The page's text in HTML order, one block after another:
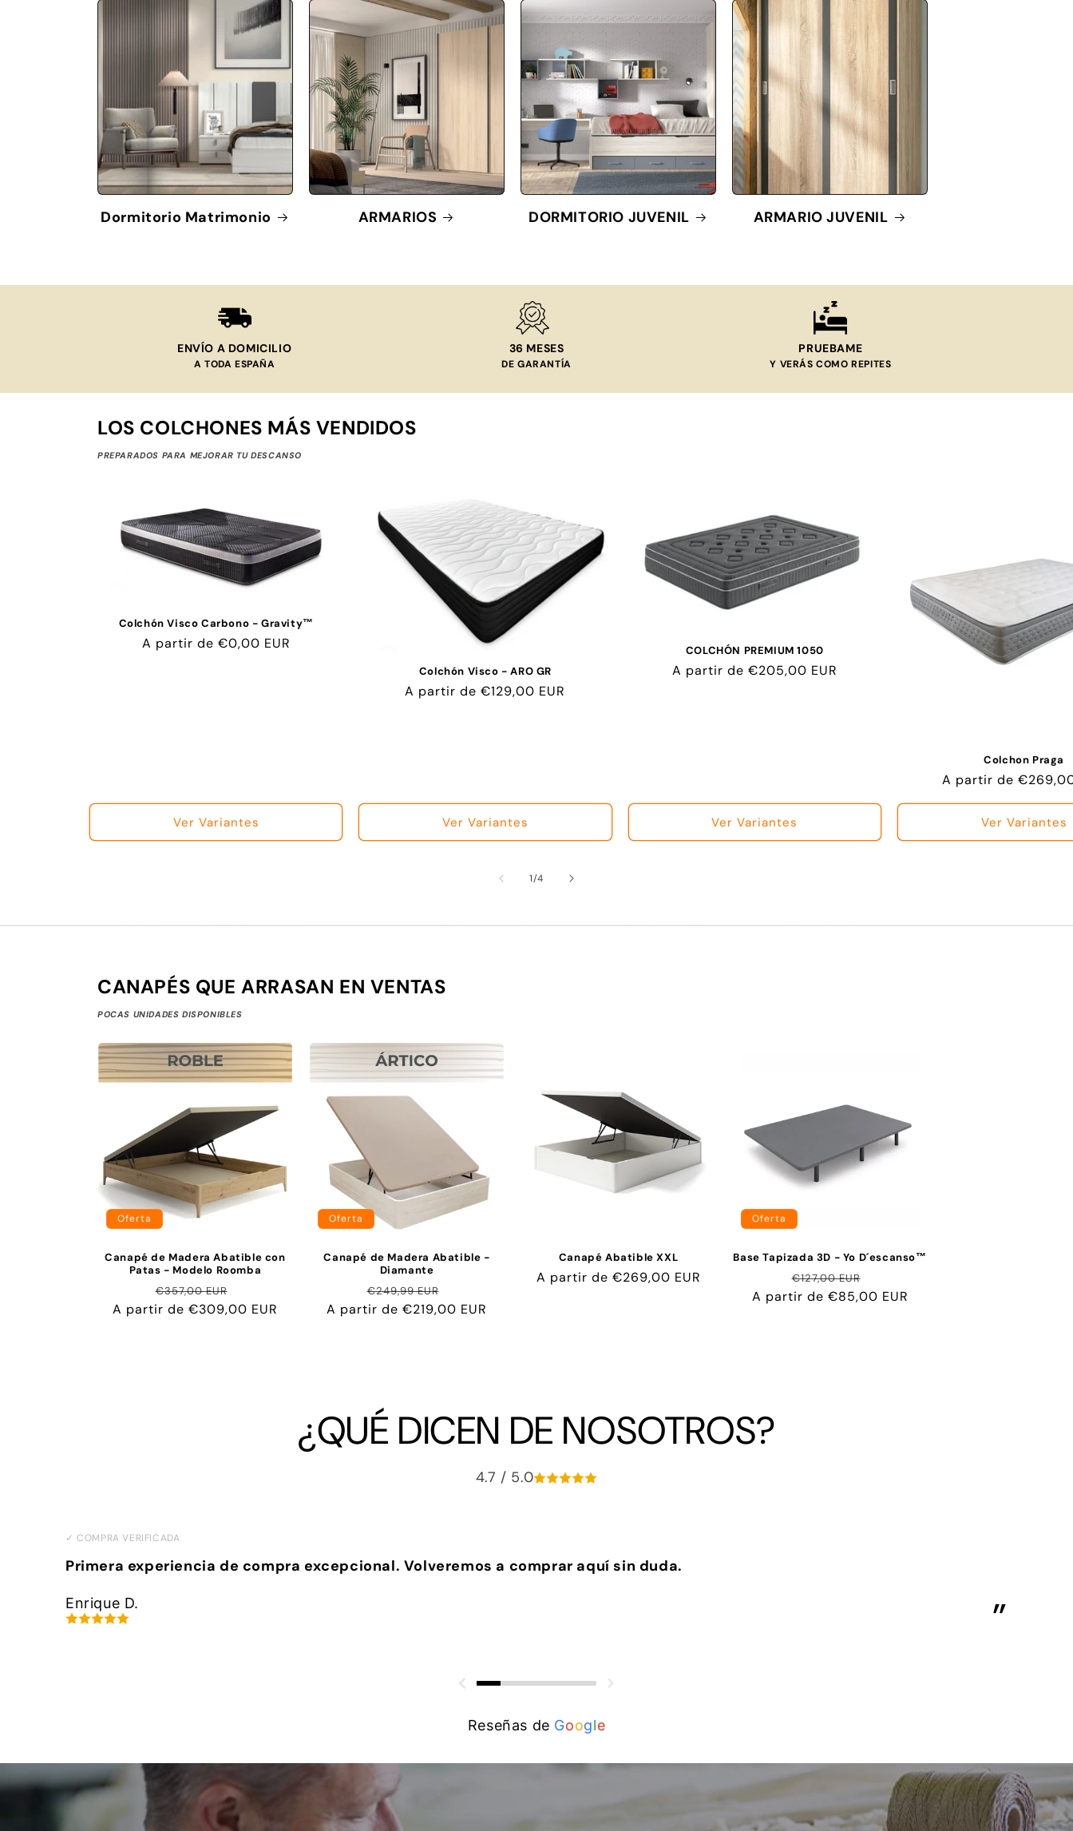
Dormitorio Matrimonio ARMARIOS DORMITORIO JUVENIL ARMARIO JUVENIL
ENVÍO A DOMICILIO
A TODA ESPAÑA
36 MESES
DE GARANTÍA
PRUEBAME
Y VERÁS COMO REPITES
LOS COLCHONES MÁS VENDIDOS
PREPARADOS PARA MEJORAR TU DESCANSO
Colchón Visco Carbono - Gravity™
Precio
A partir de €0,00 EUR
Ver Variantes
Colchón Visco - ARO GR
Precio
A partir de €129,00 EUR
Ver Variantes
COLCHÓN PREMIUM 1050
Precio
A partir de €205,00 EUR
Ver Variantes
Colchon Praga
Precio
habitual
A partir de
Ver Variantes
1/de
4
CANAPÉS QUE ARRASAN EN VENTAS
POCAS UNIDADES DISPONIBLES
Oferta
Canapé de Madera Abatible con
Patas - Modelo Roomba
Precio
habitual
€357,00 EUR
de
A partir de €309,00 EUR
Oferta
Canapé de Madera Abatible -
Diamante
Precio
habitual
€249,99 EUR
de
A partir de €219,00 EUR
Canapé Abatible XXL
Precio
A partir de €269,00 EUR
Oferta
Base Tapizada 3D - Yo D´escanso™
Precio
habitual
€127,00 EUR
de
A partir de €85,00 EUR
¿QUÉ DICEN DE NOSOTROS?
4.7 / 5.0
✓ COMPRA VERIFICADA
Primera experiencia de compra excepcional. Volveremos a comprar aquí sin duda.
Enrique D.
Reseñas de Google